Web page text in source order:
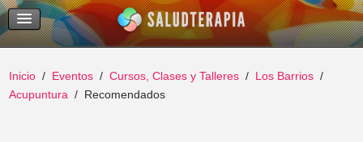
Temas Recientes
Buscar
Inicio Eventos Cursos, Clases y Talleres
Los Barrios
Acupuntura
Recomendados